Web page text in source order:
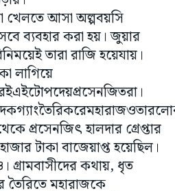
খেলতে আসা অল্পবয়সি
ব্যবহার করা হয়। জুয়ার
তারা রাজি হয়েযায়।
লাগিয়ে
প্রসেনজিৎ হালদার গ্রেপ্তার
টাকা বাজেয়াপ্ত হয়েছিল।
গ্রামবাসীদের কথায়, ধৃত
তৈরিতে মহারাজকে